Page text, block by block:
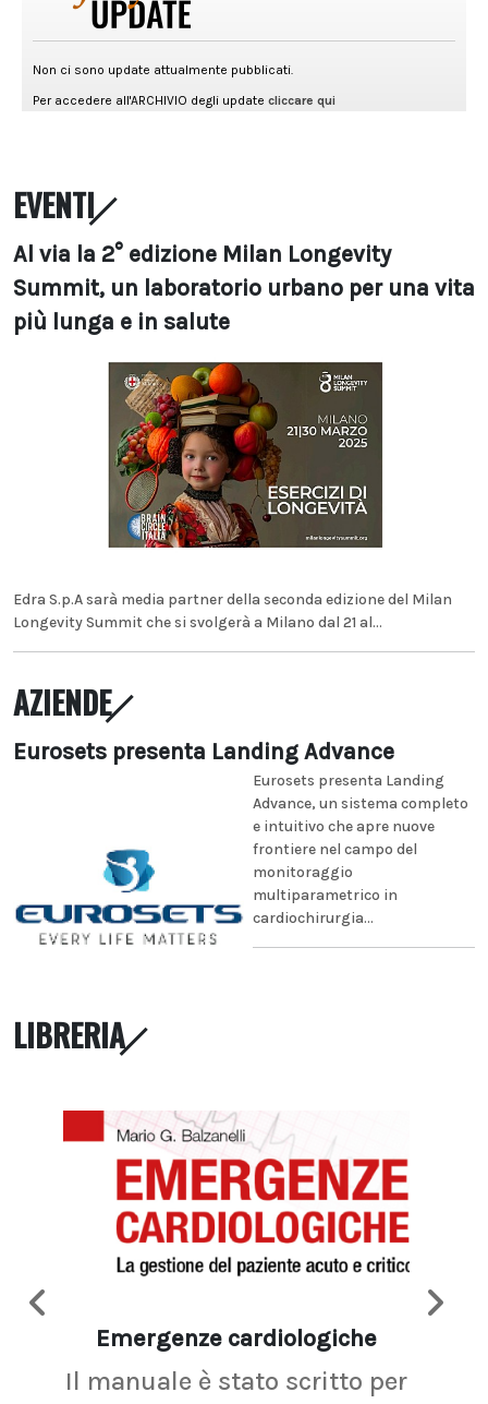
EVENTI
Al via la 2° edizione Milan Longevity
Summit, un laboratorio urbano per una vita
più lunga e in salute
Edra S.p.A sarà media partner della seconda edizione del Milan
Longevity Summit che si svolgerà a Milano dal 21 al...
AZIENDE
Eurosets presenta Landing Advance
Eurosets presenta Landing
Advance, un sistema completo
e intuitivo che apre nuove
frontiere nel campo del
monitoraggio
multiparametrico in
cardiochirurgia...
LIBRERIA
Emergenze cardiologiche
Il manuale è stato scritto per